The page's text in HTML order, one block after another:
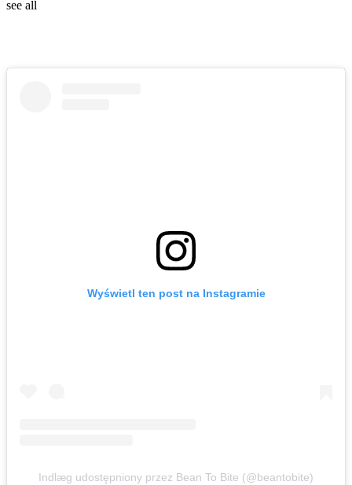
see all
Wyświetl ten post na Instagramie
Indlæg udostępniony przez Bean To Bite (@beantobite)